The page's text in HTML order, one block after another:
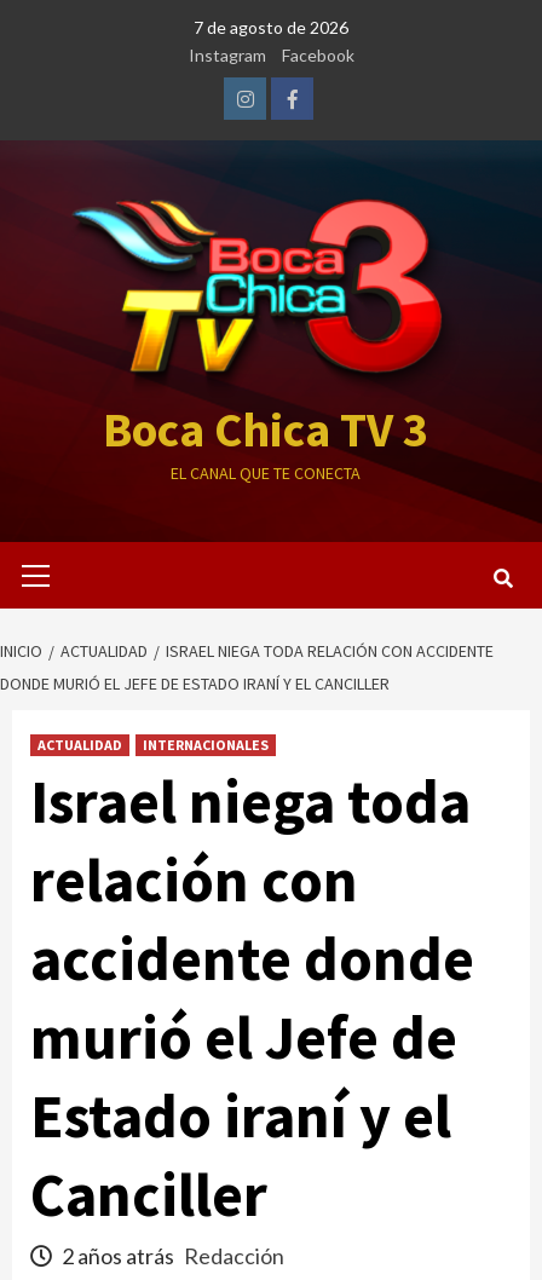
7 de agosto de 2026
Instagram
Facebook
InstagramFacebook
Boca Chica TV 3
EL CANAL QUE TE CONECTA
primario
INICIO ACTUALIDAD
ISRAEL NIEGA TODA RELACIÓN CON ACCIDENTE
DONDE MURIÓ EL JEFE DE ESTADO IRANÍ Y EL CANCILLER
ACTUALIDAD INTERNACIONALES
Israel niega toda
relación con
accidente donde
murió el Jefe de
Estado iraní y el
Canciller
2 años atrás Redacción